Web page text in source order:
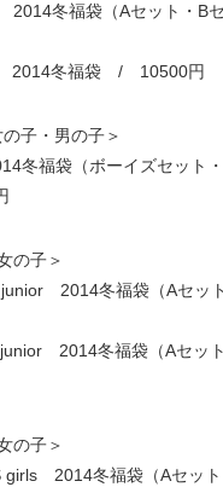
冬福袋（Aセット・
冬福袋 / 10500円
子・男の子＞
福袋（ボーイズセット・
の子＞
2014冬福袋（Aセッ
2014冬福袋（Aセッ
の子＞
girls 2014冬福袋（Aセッ